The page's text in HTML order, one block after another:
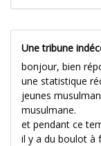
Une tribune
bonjour, bien
une statistique
jeunes
musulmane.
et pendant ce
il y a du boulot à